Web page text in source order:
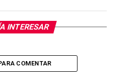
INTERESAR
COMENTAR